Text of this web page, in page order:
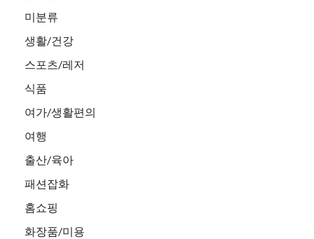
미분류
생활/건강
스포츠/레저
식품
여가/생활편의
여행
출산/육아
패션잡화
홈쇼핑
화장품/미용